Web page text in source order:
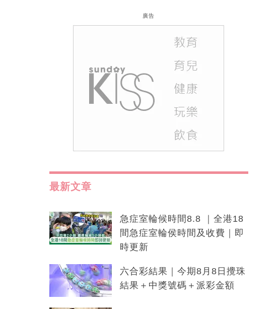
廣告
最新文章
急症室輪候時間8.8 ｜全港18
間急症室輪侯時間及收費｜即
時更新
六合彩結果｜今期8月8日攪珠
結果＋中獎號碼＋派彩金額